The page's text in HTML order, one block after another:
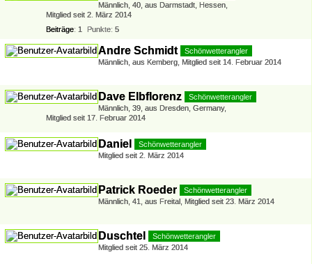
Männlich 40 aus Darmstadt, Hessen
Mitglied seit 2. März 2014
Beiträge 1 Punkte 5
Andre Schmidt
Schönwetterangler
Männlich aus Kemberg Mitglied seit 14. Februar 2014
Dave Elbflorenz
Schönwetterangler
Männlich 39 aus Dresden, Germany
Mitglied seit 17. Februar 2014
Daniel
Schönwetterangler
Mitglied seit 2. März 2014
Patrick Roeder
Schönwetterangler
Männlich 41 aus Freital Mitglied seit 23. März 2014
Duschtel
Schönwetterangler
Mitglied seit 25. März 2014